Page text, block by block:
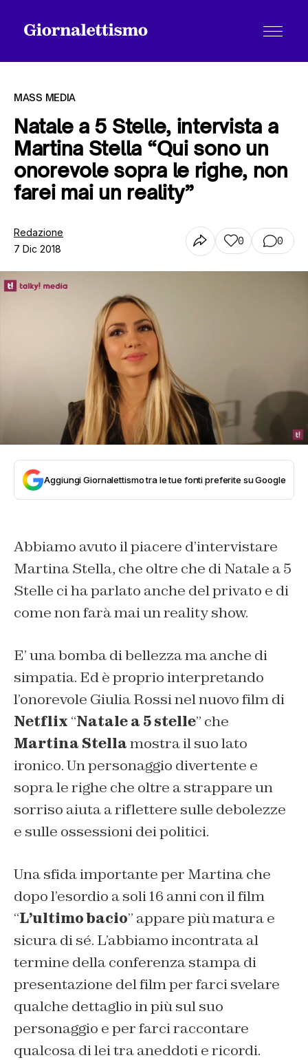
Tutti gli articoli
MASS MEDIA
Natale a 5 Stelle, intervista a
Martina Stella “Qui sono un
onorevole sopra le righe, non
farei mai un reality”
Redazione
7 Dic 2018
0 0
Aggiungi Giornalettismo tra le tue fonti preferite su Google
Abbiamo avuto il piacere d’intervistare
Martina Stella, che oltre che di Natale a 5
Stelle ci ha parlato anche del privato e di
come non farà mai un reality show.
E’ una bomba di bellezza ma anche di
simpatia. Ed è proprio interpretando
l’onorevole Giulia Rossi nel nuovo film di
Netflix “Natale a 5 stelle” che
Martina Stellamostrail suo lato
ironico.Un personaggio divertente e
sopra le righe che oltre a strappare un
sorriso aiuta a riflettere sulle debolezze
e sulle ossessioni dei politici.
Una sfida importante per Martina che
dopo l’esordio a soli 16 anni con il film
“L’ultimo bacio” appare più matura e
sicura di sé. L’abbiamo incontrata al
termine della conferenza stampa di
presentazione del film per farcisvelare
qualche dettaglioin più sul suo
personaggio e per farci raccontare
qualcosa di lei tra aneddoti e ricordi.